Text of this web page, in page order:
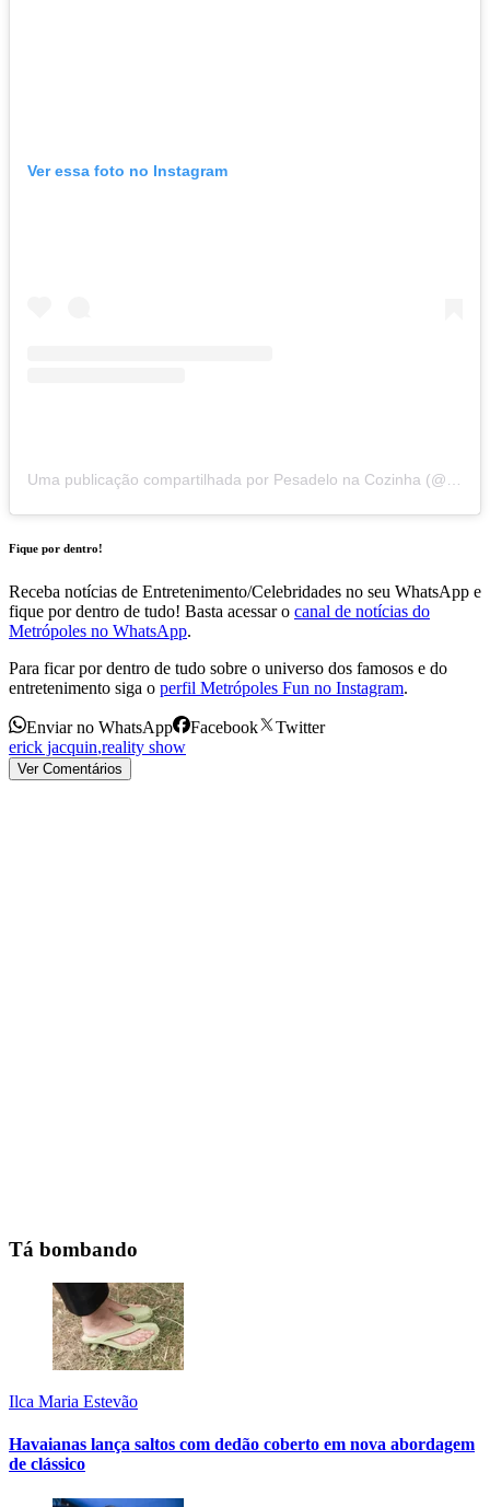
Ver essa foto no Instagram
Fique por dentro!
Receba notícias de Entretenimento/Celebridades no seu WhatsApp e
fique por dentro de tudo! Basta acessar o canal de notícias do
Metrópoles no WhatsApp.
Para ficar por dentro de tudo sobre o universo dos famosos e do
entretenimento siga o perfil Metrópoles Fun no Instagram.
Enviar no WhatsApp Facebook
Twitter
erick jacquin,reality show
Ver Comentários
Tá bombando
Ilca Maria Estevão
Havaianas lança saltos com dedão coberto em nova abordagem
de clássico